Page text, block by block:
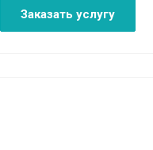
Заказать услугу